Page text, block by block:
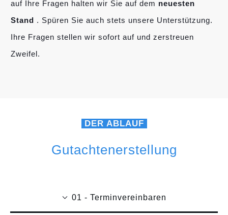
auf Ihre Fragen halten wir Sie auf dem neuesten
Stand . Spüren Sie auch stets unsere Unterstützung.
Ihre Fragen stellen wir sofort auf und zerstreuen
Zweifel.
DER ABLAUF
Gutachtenerstellung
01 - Terminvereinbaren